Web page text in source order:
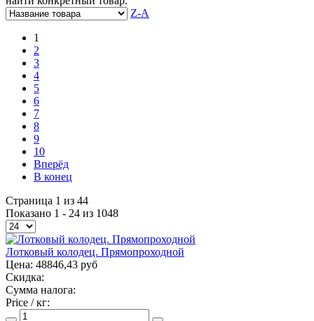
Лотковый колодец. Прямопроходной
Цена: 48846,43 руб
Скидка:
Сумма налога:
Price / кг:
Z-A
1
2
3
4
5
6
7
8
9
10
Вперёд
В конец
Страница 1 из 44
Показано 1 - 24 из 1048